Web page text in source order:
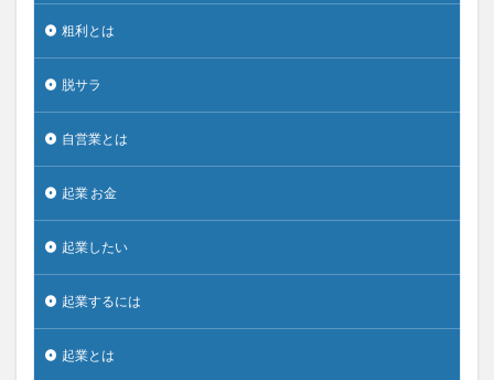
粗利とは
脱サラ
自営業とは
起業 お金
起業したい
起業するには
起業とは